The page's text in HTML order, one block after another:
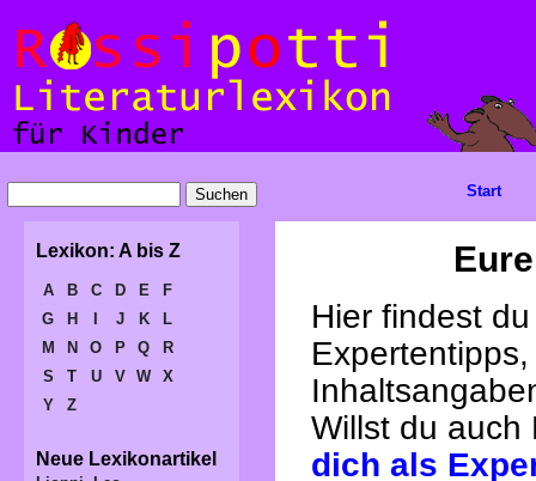
Hier findest
Willst du
dich als
Start
Lexikon: A bis Z
A B C D E
F
G
H J K
L
M
N O P Q
R
S
T U V W
X
Y
Z
Neue Lexikonartikel